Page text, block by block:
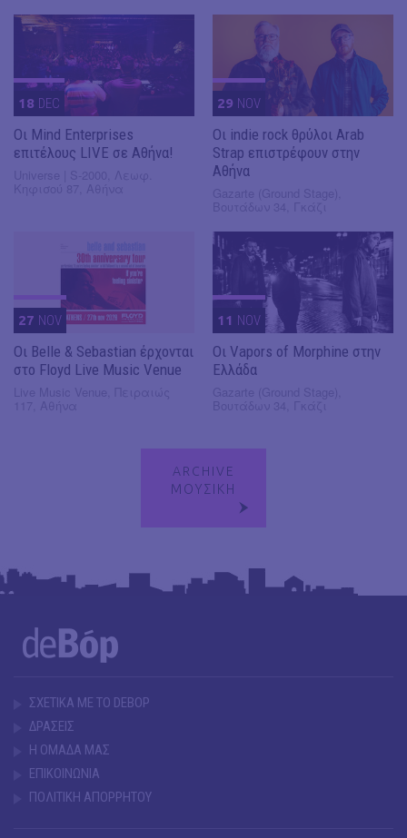
18 DEC
Οι Mind Enterprises
επιτέλους LIVE σε Αθήνα!
29 NOV
Οι indie rock θρύλοι Arab
Strap επιστρέφουν στην
Αθήνα
27 NOV
Οι Belle & Sebastian έρχονται
στο Floyd Live Music Venue
11 NOV
Οι Vapors of Morphine στην
Ελλάδα
ARCHIVE
ΜΟΥΣΙΚΗ
ΣΧΕΤΙΚΑ ΜΕ ΤΟ DEBOP
ΔΡΑΣΕΙΣ
Η ΟΜΑΔΑ ΜΑΣ
ΕΠΙΚΟΙΝΩΝΙΑ
ΠΟΛΙΤΙΚΗ ΑΠΟΡΡΗΤΟΥ